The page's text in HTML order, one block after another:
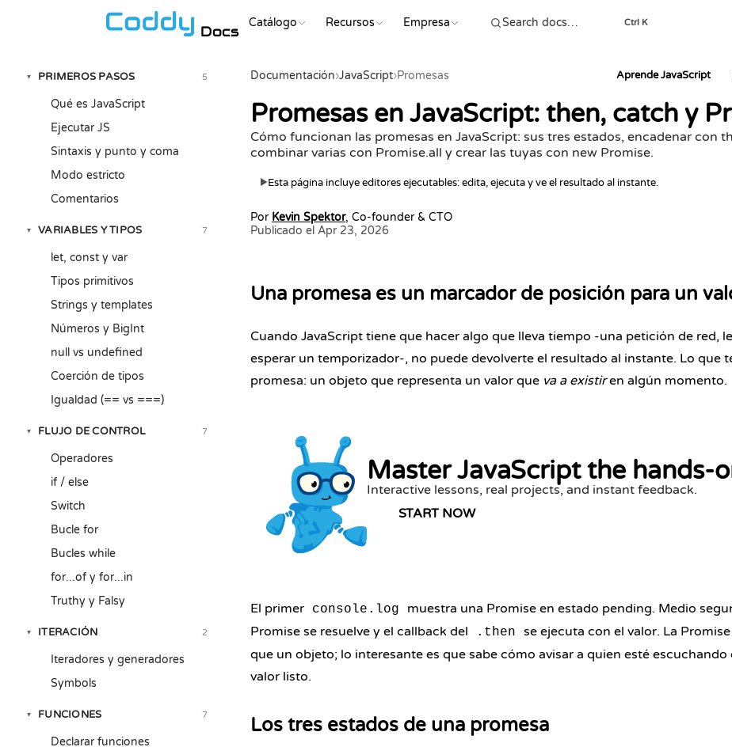
Docs Catálogo Recursos Empresa Ctrl K
▾ PRIMEROS PASOS 5
Qué es JavaScript
Ejecutar JS
Sintaxis y punto y coma
Modo estricto
Comentarios
▾ VARIABLES Y TIPOS 7
let, const y var
Tipos primitivos
Strings y templates
Números y BigInt
null vs undefined
Coerción de tipos
Igualdad (== vs ===)
▾ FLUJO DE CONTROL 7
Operadores
if / else
Switch
Bucle for
Bucles while
for...of y for...in
Truthy y Falsy
▾ ITERACIÓN 2
Iteradores y generadores
Symbols
▾ FUNCIONES 7
Declarar funciones
Documentación›JavaScript›Promesas Aprende JavaScript
Promesas en JavaScript: then, catch y
Cómo funcionan las promesas en JavaScript: sus tres estados, encadenar con
combinar varias con Promise.all y crear las tuyas con new Promise.
▶Esta página incluye editores ejecutables: edita, ejecuta y ve el resultado al instante.
Por Kevin Spektor, Co-founder & CTO
Publicado el Apr 23, 2026
Una promesa es un marcador de posición para un
Cuando JavaScript tiene que hacer algo que lleva tiempo -una petición de red,
esperar un temporizador-, no puede devolverte el resultado al instante. Lo que
promesa: un objeto que representa un valor que va a existiren algún momento.
Master JavaScript the hands-
Interactive lessons, real projects, and instant feedback.
START NOW
El primer console.log
muestra una Promise en estado pending. Medio
Promise se resuelve y el callback del
.then
se ejecuta con el valor. La
que un objeto; lo interesante es que sabe cómo avisar a quien esté
valor listo.
Los tres estados de una promesa